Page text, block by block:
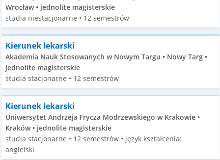
Wrocław • jednolite magisterskie
studia niestacjonarne • 12 semestrów
Kierunek lekarski
Akademia Nauk Stosowanych w Nowym Targu • Nowy Targ •
jednolite magisterskie
studia stacjonarne • 12 semestrów
Kierunek lekarski
Uniwersytet Andrzeja Frycza Modrzewskiego w Krakowie •
Kraków • jednolite magisterskie
studia stacjonarne • 12 semestrów • język kształcenia:
angielski